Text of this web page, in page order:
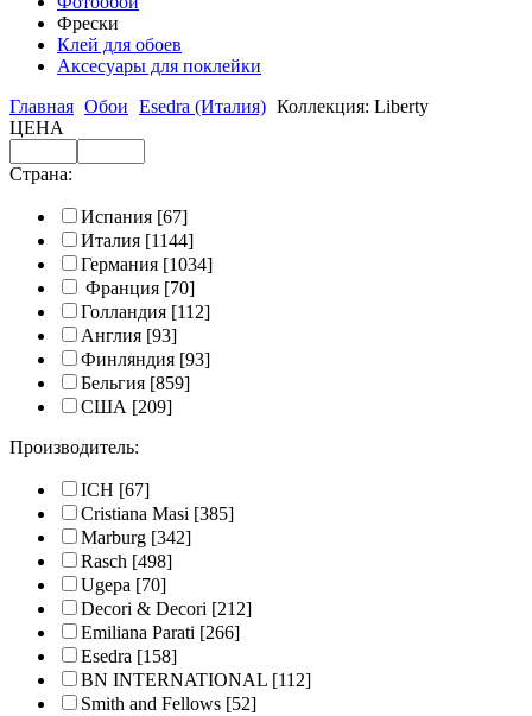
Фрески
Клей для обоев
Аксесуары для поклейки
Главная Обои Esedra (Италия) Коллекция: Liberty
ЦЕНА
Страна:
Испания [67]
Италия [1144]
Германия [1034]
Франция [70]
Голландия [112]
Англия [93]
Финляндия [93]
Бельгия [859]
США [209]
Производитель:
ICH [67]
Cristiana Masi [385]
Marburg [342]
Rasch [498]
Ugepa [70]
Decori & Decori [212]
Emiliana Parati [266]
Esedra [158]
BN INTERNATIONAL [112]
Smith and Fellows [52]